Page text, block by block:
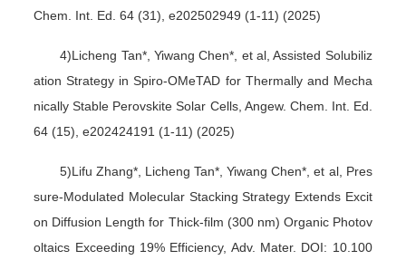
Chem. Int. Ed. 64 (31), e202502949 (1-11) (2025)
4)Licheng Tan*, Yiwang Chen*, et al, Assisted Solubiliz
ation Strategy in Spiro-OMeTAD for Thermally and Mecha
nically Stable Perovskite Solar Cells, Angew. Chem. Int. Ed.
64 (15), e202424191 (1-11) (2025)
5)Lifu Zhang*, Licheng Tan*, Yiwang Chen*, et al, Pres
sure-Modulated Molecular Stacking Strategy Extends Excit
on Diffusion Length for Thick-film (300 nm) Organic Photov
oltaics Exceeding 19% Efficiency, Adv. Mater. DOI: 10.100